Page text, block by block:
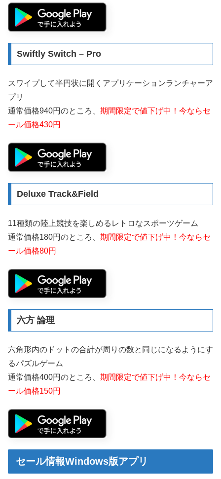
Swiftly Switch – Pro
スワイプして半円状に開くアプリケーションランチャーア
プリ
通常価格940円のところ、 期間限定で値下げ中！今ならセ
ール価格430円
Deluxe Track&Field
11種類の陸上競技を楽しめるレトロなスポーツゲーム
通常価格180円のところ、 期間限定で値下げ中！今ならセ
ール価格80円
六方 論理
六角形内のドットの合計が周りの数と同じになるようにす
るパズルゲーム
通常価格400円のところ、 期間限定で値下げ中！今ならセ
ール価格150円
セール情報Windows版アプリ